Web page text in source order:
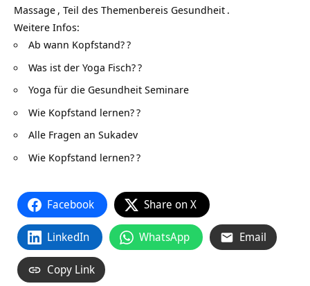
Massage , Teil des Themenbereis Gesundheit .
Weitere Infos:
Ab wann Kopfstand??
Was ist der Yoga Fisch??
Yoga für die Gesundheit Seminare
Wie Kopfstand lernen??
Alle Fragen an Sukadev
Wie Kopfstand lernen??
Facebook Share on X
LinkedIn WhatsApp Email
Copy Link